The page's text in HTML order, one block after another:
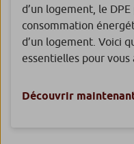
d’un logement, le
consommation
d’un logement. Voici
essentielles pour vous
Découvrir